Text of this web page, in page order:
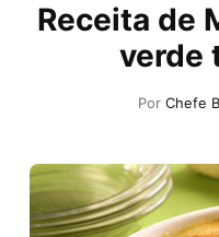
Receita de
verde
Por Chefe